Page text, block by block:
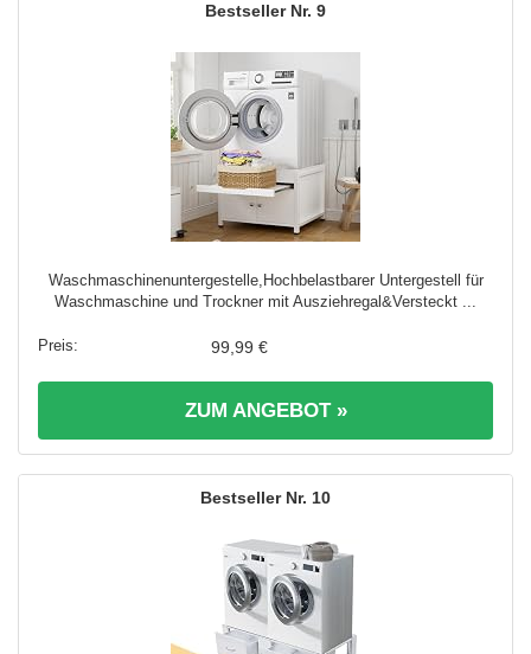
9
Waschmaschinenuntergestelle,Hochbelastbarer Untergestell für
Waschmaschine und Trockner mit Ausziehregal&Versteckt ...
99,99 €
ZUM ANGEBOT »
10